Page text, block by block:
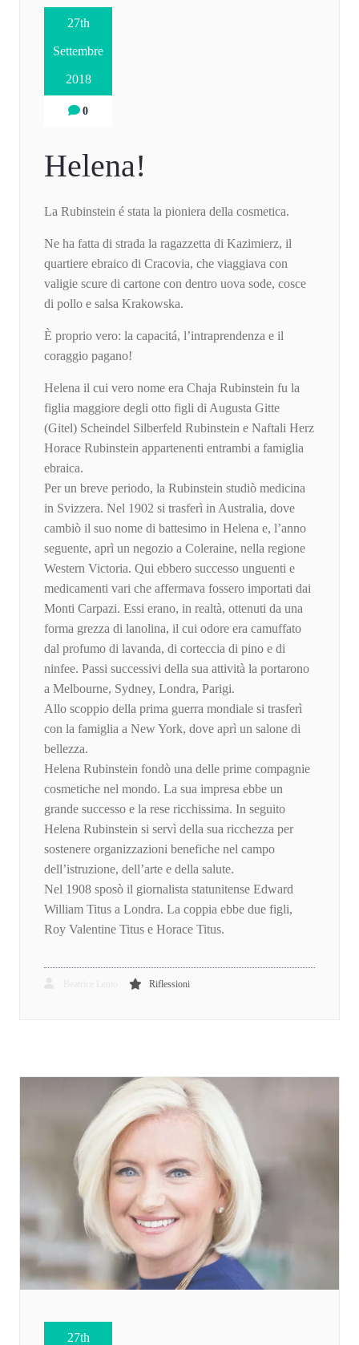
27th
Settembre
2018
0
Helena!
La Rubinstein é stata la pioniera della cosmetica.
Ne ha fatta di strada la ragazzetta di Kazimierz, il
quartiere ebraico di Cracovia, che viaggiava con
valigie scure di cartone con dentro uova sode, cosce
di pollo e salsa Krakowska.
È proprio vero: la capacitá, l’intraprendenza e il
coraggio pagano!
Helena il cui vero nome era Chaja Rubinstein fu la
figlia maggiore degli otto figli di Augusta Gitte
(Gitel) Scheindel Silberfeld Rubinstein e Naftali Herz
Horace Rubinstein appartenenti entrambi a famiglia
ebraica.
Per un breve periodo, la Rubinstein studiò medicina
in Svizzera. Nel 1902 si trasferì in Australia, dove
cambiò il suo nome di battesimo in Helena e, l’anno
seguente, aprì un negozio a Coleraine, nella regione
Western Victoria. Qui ebbero successo unguenti e
medicamenti vari che affermava fossero importati dai
Monti Carpazi. Essi erano, in realtà, ottenuti da una
forma grezza di lanolina, il cui odore era camuffato
dal profumo di lavanda, di corteccia di pino e di
ninfee. Passi successivi della sua attività la portarono
a Melbourne, Sydney, Londra, Parigi.
Allo scoppio della prima guerra mondiale si trasferì
con la famiglia a New York, dove aprì un salone di
bellezza.
Helena Rubinstein fondò una delle prime compagnie
cosmetiche nel mondo. La sua impresa ebbe un
grande successo e la rese ricchissima. In seguito
Helena Rubinstein si servì della sua ricchezza per
sostenere organizzazioni benefiche nel campo
dell’istruzione, dell’arte e della salute.
Nel 1908 sposò il giornalista statunitense Edward
William Titus a Londra. La coppia ebbe due figli,
Roy Valentine Titus e Horace Titus.
Riflessioni
27th